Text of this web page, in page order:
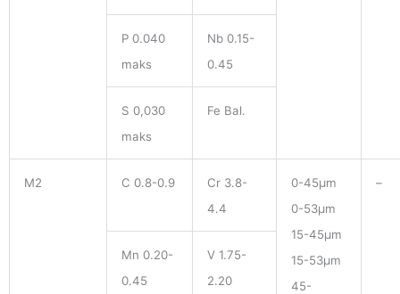
P 0.040
maks
Nb 0.15-
0.45
S 0,030
maks
Fe Bal.
M2 C 0.8-0.9
Cr 3.8-
4.4
0-45μm
0-53μm
15-45μm
15-53μm
45-
–
Mn 0.20-
0.45
V 1.75-
2.20